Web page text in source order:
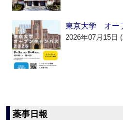
東京大学 オー
2026年07月15日
薬事日報